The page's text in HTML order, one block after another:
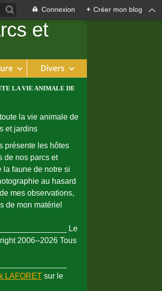
Connexion + Créer mon blog
Divers
LA VIE ANIMALE DE
présente les hôtes
de nos parcs et
la faune de notre si
au hasard
mes observations,
de mon matériel
Le
2006--2026 Tous
LAFORET sur le